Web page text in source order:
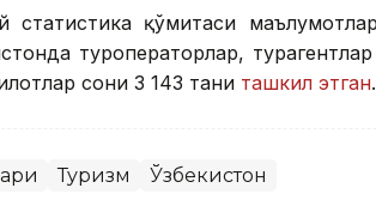
статистика қўмитаси
туроператорлар,
сони 3 143 тани ташкил этган.
Туризм Ўзбекистон